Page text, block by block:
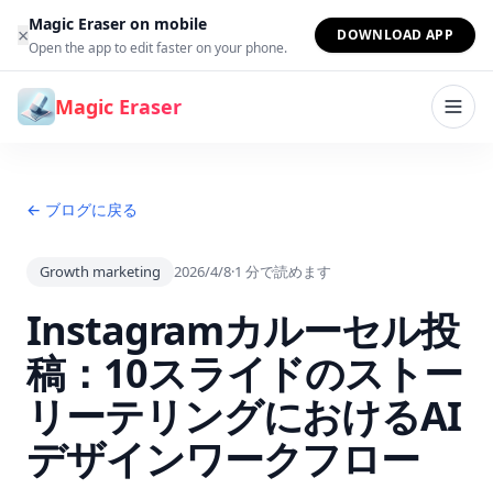
コンテンツへスキップ
×Magic Eraser on mobile
Open the app to edit faster on your phone.
DOWNLOAD APP
Magic Eraser
← ブログに戻る
Growth marketing 2026/4/8·1 分で読めます
Instagramカルーセル投
稿：10スライドのストー
リーテリングにおけるAI
デザインワークフロー